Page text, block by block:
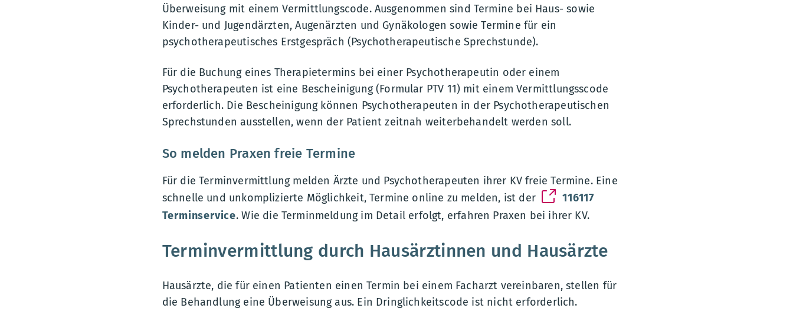
Überweisung mit einem Vermittlungscode. Ausgenommen sind Termine bei Haus- sowie
Kinder- und Jugendärzten, Augenärzten und Gynäkologen sowie Termine für ein
psychotherapeutisches Erstgespräch (Psychotherapeutische Sprechstunde).
Für die Buchung eines Therapietermins bei einer Psychotherapeutin oder einem
Psychotherapeuten ist eine Bescheinigung (Formular PTV 11) mit einem Vermittlungsscode
erforderlich. Die Bescheinigung können Psychotherapeuten in der Psychotherapeutischen
Sprechstunden ausstellen, wenn der Patient zeitnah weiterbehandelt werden soll.
So melden Praxen freie Termine
Für die Terminvermittlung melden Ärzte und Psychotherapeuten ihrer KV freie Termine. Eine
schnelle und unkomplizierte Möglichkeit, Termine online zu melden, ist der
116117
Terminservice. Wie die Terminmeldung im Detail erfolgt, erfahren Praxen bei ihrer KV.
Terminvermittlung durch Hausärztinnen und Hausärzte
Hausärzte, die für einen Patienten einen Termin bei einem Facharzt vereinbaren, stellen für
die Behandlung eine Überweisung aus. Ein Dringlichkeitscode ist nicht erforderlich.